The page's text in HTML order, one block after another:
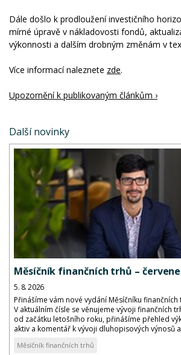
Dále došlo k prodloužení investičního
mírné úpravě v nákladovosti fondů,
výkonnosti a dalším drobným změnám v
Více informací naleznete zde.
Upozornění k publikovaným článkům ›
Další novinky
Měsíčník finančních trhů –
5. 8. 2026
Přinášíme vám nové vydání Měsíčníku finančních
V aktuálním čísle se věnujeme vývoji finančních
od začátku letošního roku, přinášíme přehled
aktiv a komentář k vývoji dluhopisových výnosů
Měsíčník finančních trhů